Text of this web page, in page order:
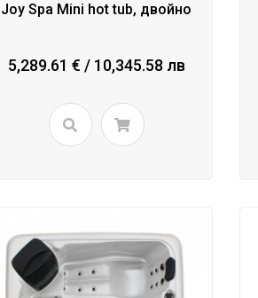
Joy Spa Mini hot tub, двойно
5,289.61 € / 10,345.58 лв